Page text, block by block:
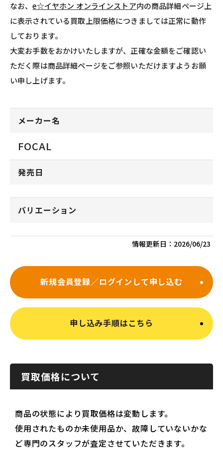
なお、e☆イヤホン オンラインストア内の商品詳細ページ上
に表示されている買取上限価格につきましては正常に動作
しております。
大変お手数をおかけいたしますが、正確な金額をご確認い
ただく際は商品詳細ページをご参照いただけますようお願
い申し上げます。
メーカー名
FOCAL
発売日
バリエーション
情報更新日： 2026/06/23
新規会員登録／ログインして申し込む
申し込み手順はこちら
買取価格について
商品の状態により買取価格は変動します。
使用されたものか未使用品か、故障していないかな
ど専門のスタッフが査定させていただきます。